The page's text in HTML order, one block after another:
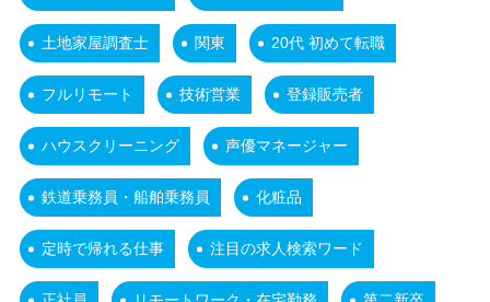
土地家屋調査士 関東 20代 初めて転職
フルリモート 技術営業 登録販売者
ハウスクリーニング 声優マネージャー
鉄道乗務員・船舶乗務員 化粧品
定時で帰れる仕事 注目の求人検索ワード